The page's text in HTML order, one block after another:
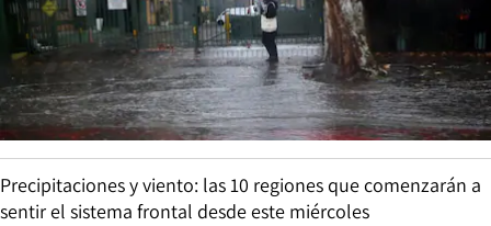
Precipitaciones y viento: las 10 regiones que comenzarán a
sentir el sistema frontal desde este miércoles